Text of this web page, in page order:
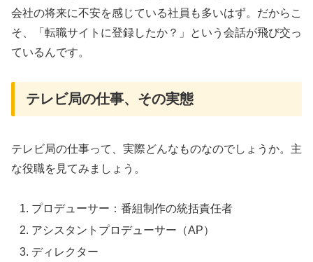
会社の将来に不安を感じている社員も多いはず。だからこ
そ、「転職サイトに登録したか？」という会話が飛び交っ
ているんです。
テレビ局の仕事、その実態
テレビ局の仕事って、実際どんなものなのでしょうか。主
な役職を見てみましょう。
プロデューサー：番組制作の統括責任者
アシスタントプロデューサー（AP）
ディレクター